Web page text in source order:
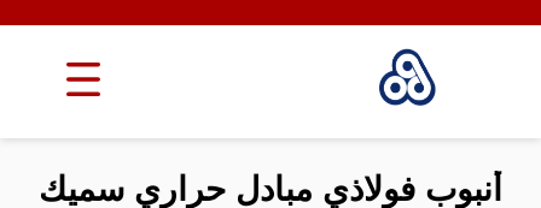
أنبوب فولاذي مبادل حراري سميك